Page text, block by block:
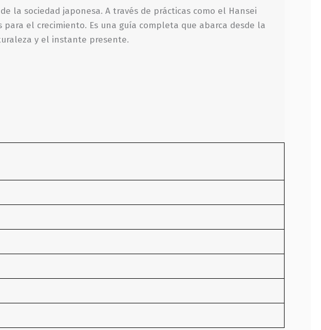
la sociedad japonesa. A través de prácticas como el Hansei
el crecimiento. Es una guía completa que abarca desde la
y el instante presente.